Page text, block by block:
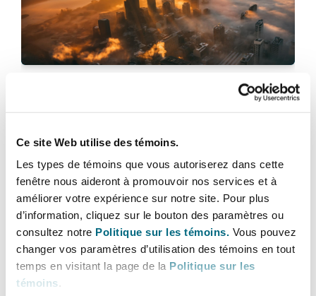
Ce site Web utilise des témoins.
Les types de témoins que vous autoriserez dans cette
fenêtre nous aideront à promouvoir nos services et à
améliorer votre expérience sur notre site. Pour plus
d’information, cliquez sur le bouton des paramètres ou
consultez notre Politique sur les témoins. Vous pouvez
changer vos paramètres d’utilisation des témoins en tout
temps en visitant la page de la Politique sur les
témoins.
Entretien, réparation et
Droit aérien commercial
Droit réglementaire
Satellites et espace
Couverture d’assurance
Droit maritime
Responsabilité du fabricant
produits
Bator
York
County
The St Botolph Building
Bulletins
Mulalley v Sto: TCC awards 87.5% in
contribution for “inherently defective”
24 juin 2026
Why strict adherence to CPR procedure remains